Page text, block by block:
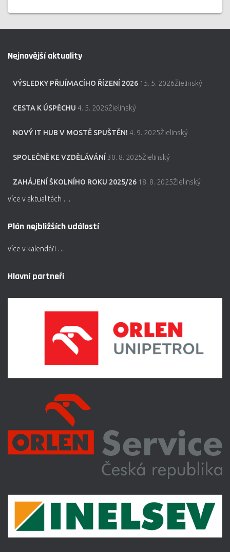
Nejnovější aktuality
VÝSLEDKY PŘIJÍMACÍHO ŘÍZENÍ 2026 15. 5. 2026Žielinský
CESTA K ÚSPĚCHU 4. 5. 2026Žielinský
NOVÝ IT HUB V MOSTĚ SPUŠTĚN! 4. 9. 2025Žielinský
SPOLEČNĚ KE VZDĚLÁVÁNÍ 30. 8. 2025Žielinský
ZAHÁJENÍ ŠKOLNÍHO ROKU 2025/26 18. 8. 2025Žielinský
více v aktualitách …
Plán nejbližších událostí
více v kalendáři …
Hlavní partneři